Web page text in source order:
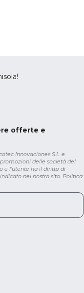
offerte e
Innovaciones S.L. e
delle società del
e l'utente ha il diritto di
nel nostro sito. Politica